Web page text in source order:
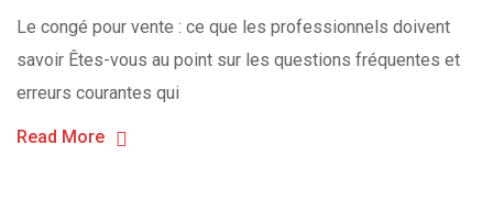
Le congé pour vente : ce que les professionnels doivent
savoir Êtes-vous au point sur les questions fréquentes et
erreurs courantes qui
Read More